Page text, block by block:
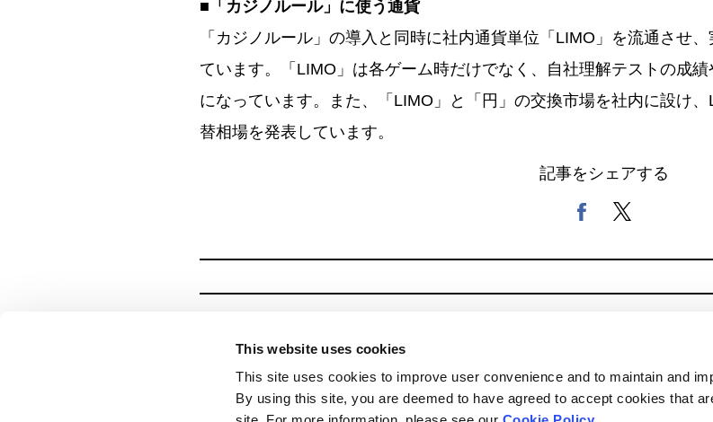
This website uses cookies
This site uses cookies to improve user convenience and to maintain and
By using this site, you are deemed to have agreed to accept cookies that
■「カジノルール」に使う通貨
「カジノルール」の導入と同時に社内通貨単位「LIMO」を流通させ
ています。「LIMO」は各ゲーム時だけでなく、自社理解テストの成
になっています。また、「LIMO」と「円」の交換市場を社内に設け
替相場を発表しています。
記事をシェアする